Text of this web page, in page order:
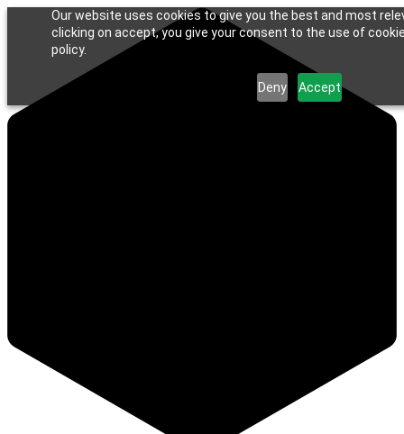
Our website uses cookies to give you the best and most
clicking on accept, you give your consent to the use of
policy.
Deny Accept